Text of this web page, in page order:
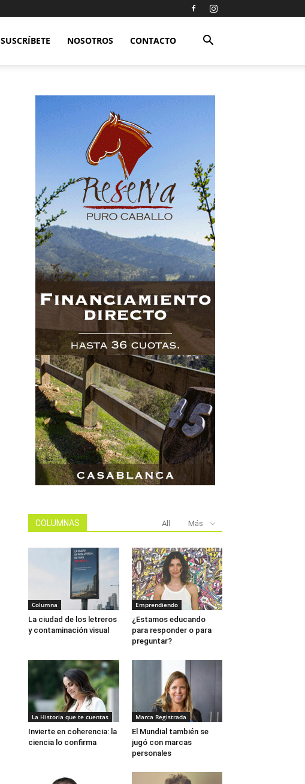
SUSCRÍBETE NOSOTROS CONTACTO
COLUMNAS All Más
Columna
La ciudad de los letreros
y contaminación visual
Emprendiendo
¿Estamos educando
para responder o para
preguntar?
La Historia que te cuentas
Invierte en coherencia: la
ciencia lo confirma
Marca Registrada
El Mundial también se
jugó con marcas
personales